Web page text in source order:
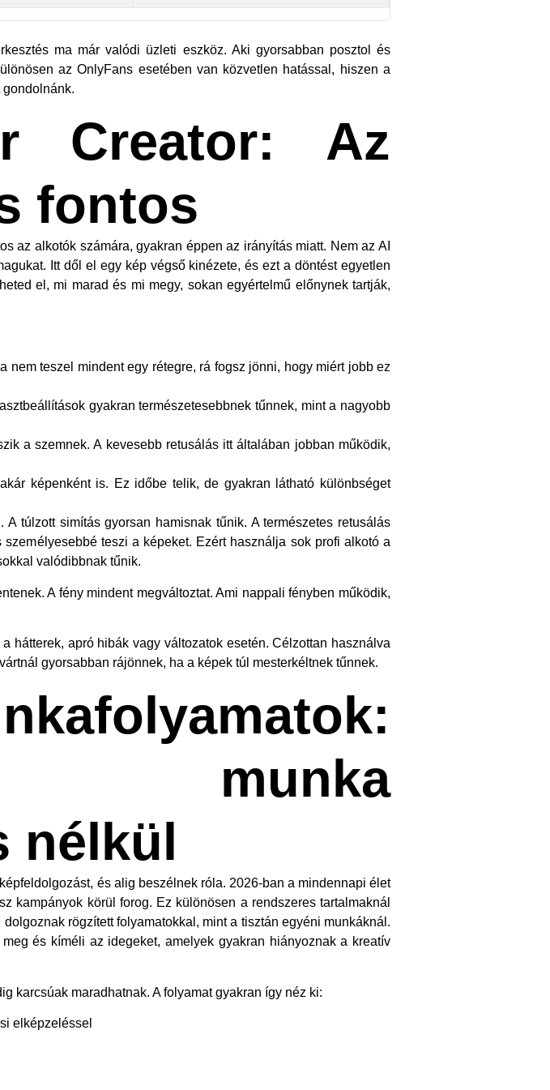
ma már valódi üzleti eszköz. Aki gyorsabban posztol és
az OnlyFans esetében van közvetlen hatással, hiszen a
Creator: Az
fontos
az alkotók számára, gyakran éppen az irányítás miatt. Nem az AI
Itt dől el egy kép végső kinézete, és ezt a döntést egyetlen
el, mi marad és mi megy, sokan egyértelmű előnynek tartják,
teszel mindent egy rétegre, rá fogsz jönni, hogy miért jobb ez
gyakran természetesebbnek tűnnek, mint a nagyobb
a szemnek. A kevesebb retusálás itt általában jobban működik,
képenként is. Ez időbe telik, de gyakran látható különbséget
túlzott simítás gyorsan hamisnak tűnik. A természetes retusálás
teszi a képeket. Ezért használja sok profi alkotó a
valódibbnak tűnik.
A fény mindent megváltoztat. Ami nappali fényben működik,
hátterek, apró hibák vagy változatok esetén. Célzottan használva
gyorsabban rájönnek, ha a képek túl mesterkéltnek tűnnek.
munka
nélkül
és alig beszélnek róla. 2026-ban a mindennapi élet
kampányok körül forog. Ez különösen a rendszeres tartalmaknál
rögzített folyamatokkal, mint a tisztán egyéni munkáknál.
és kíméli az idegeket, amelyek gyakran hiányoznak a kreatív
karcsúak maradhatnak. A folyamat gyakran így néz ki:
elképzeléssel